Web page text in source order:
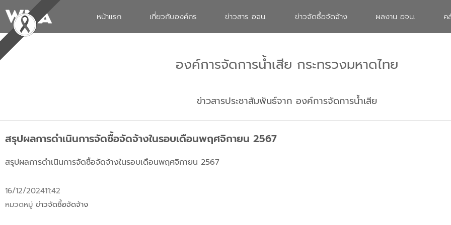
หน้าแรก เกี่ยวกับองค์กร ข่าวสาร อจน. ข่าวจัดซื้อจัดจ้าง ผลงาน อจน. ค
องค์การจัดการน้ำเสีย กระทรวงมหาดไทย
ข่าวสารประชาสัมพันธ์จาก องค์การจัดการน้ำเสีย
สรุปผลการดำเนินการจัดซื้อจัดจ้างในรอบเดือนพฤศจิกายน 2567
สรุปผลการดำเนินการจัดซื้อจัดจ้างในรอบเดือนพฤศจิกายน 2567
16/12/202411:42
หมวดหมู่ ข่าวจัดซื้อจัดจ้าง